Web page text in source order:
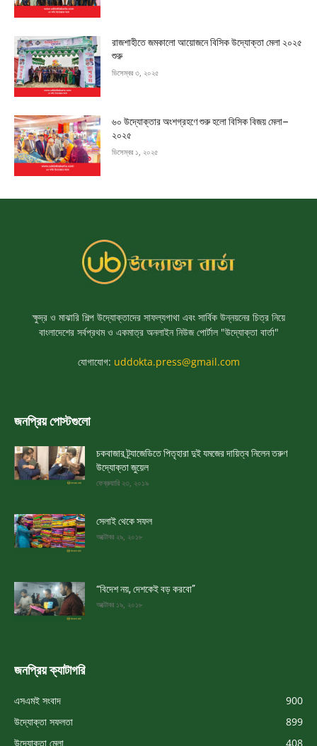
রাজশাহীতে জমকালো আয়োজনে বিসিক উদ্যোক্তা মেলা ২০২৫
শুরু
ডিসেম্বর ৩, ২০২৫
৬০ উদ্যোক্তার অংশগ্রহণে শুরু হলো বিসিক বিজয় মেলা–
২০২৫
ডিসেম্বর ১, ২০২৫
ক্ষুদ্র ও মাঝারি শিল্প উদ্যোক্তাদের সাফল্যগাথা এবং সার্বিক উন্নয়নের চিত্র নিয়ে
বাংলাদেশের সর্বপ্রথম ও একমাত্র অনলাইন নিউজ পোর্টাল "উদ্যোক্তা বার্তা"
যোগাযোগ: uddokta.press@gmail.com
জনপ্রিয় পোস্টগুলো
চকবাজার ট্র্যাজেডিতে পিতৃহারা দুই যমজের দায়িত্ব নিলেন তরুণ
উদ্যোক্তা জুয়েল
ফেব্রুয়ারি ২৩, ২০১৯
সেলাই থেকে সফল
অক্টোবর ২৯, ২০১৮
“বিদেশ নয়, দেশকেই বড় করবো”
অক্টোবর ১৯, ২০১৮
জনপ্রিয় ক্যাটাগরি
এসএমই সংবাদ
900
উদ্যোক্তা সফলতা
899
উদ্যোক্তা মেলা
408